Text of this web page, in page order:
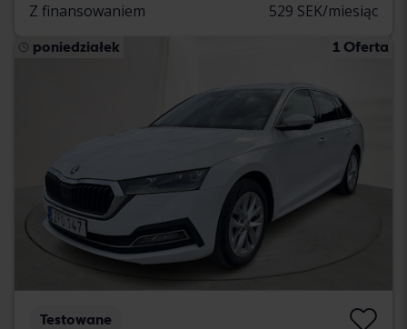
Z finansowaniem 529 SEK/miesiąc
poniedziałek 1 Oferta
Testowane